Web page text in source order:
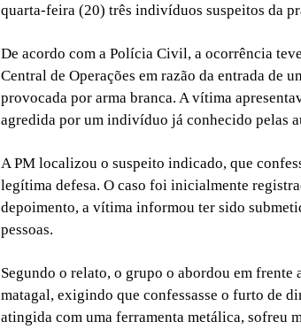
quarta-feira (20) três indivíduos suspeitos da
De acordo com a Polícia Civil, a ocorrência
Central de Operações em razão da entrada de
provocada por arma branca. A vítima
agredida por um indivíduo já conhecido pelas
A PM localizou o suspeito indicado, que
legítima defesa. O caso foi inicialmente
depoimento, a vítima informou ter sido
pessoas.
Segundo o relato, o grupo o abordou em frente
matagal, exigindo que confessasse o furto de
atingida com uma ferramenta metálica, sofreu